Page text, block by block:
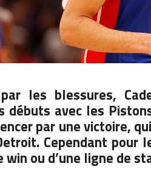
les blessures,
débuts avec les
par une victoire,
Cependant pour
win ou d’une ligne de